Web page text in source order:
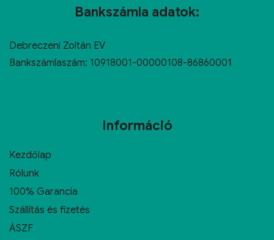
Bankszámla adatok:
Debreczeni Zoltán EV
Bankszámlaszám: 10918001-00000108-86860001
Információ
Kezdőlap
Rólunk
100% Garancia
Szállítás és fizetés
ÁSZF